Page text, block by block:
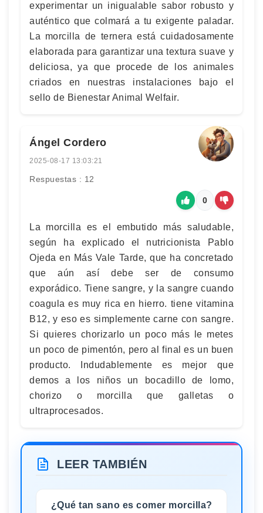
experimentar un inigualable sabor robusto y
auténtico que colmará a tu exigente paladar.
La morcilla de ternera está cuidadosamente
elaborada para garantizar una textura suave y
deliciosa, ya que procede de los animales
criados en nuestras instalaciones bajo el
sello de Bienestar Animal Welfair.
Ángel Cordero
2025-08-17 13:03:21
Respuestas : 12
0
La morcilla es el embutido más saludable,
según ha explicado el nutricionista Pablo
Ojeda en Más Vale Tarde, que ha concretado
que aún así debe ser de consumo
exporádico. Tiene sangre, y la sangre cuando
coagula es muy rica en hierro. tiene vitamina
B12, y eso es simplemente carne con sangre.
Si quieres chorizarlo un poco más le metes
un poco de pimentón, pero al final es un buen
producto. Indudablemente es mejor que
demos a los niños un bocadillo de lomo,
chorizo o morcilla que galletas o
ultraprocesados.
LEER TAMBIÉN
¿Qué tan sano es comer morcilla?